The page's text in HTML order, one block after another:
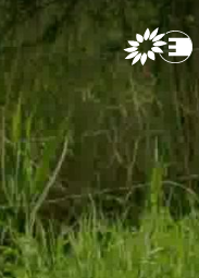
Greens/